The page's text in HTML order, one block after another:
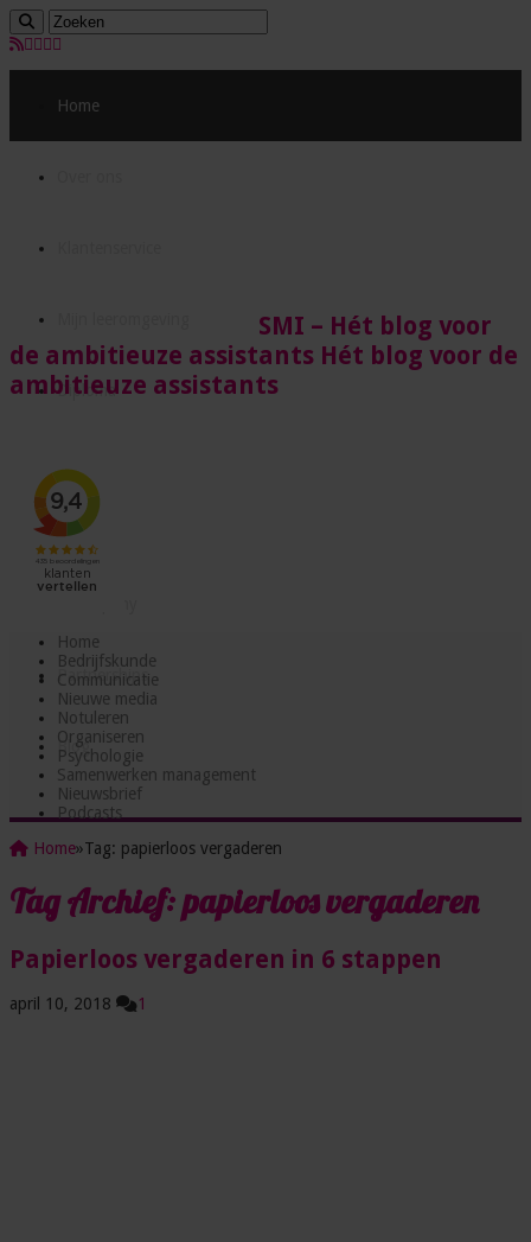
Home
Diploma
Testjes
Partnerships
Blog
SMI – Hét blog voor
de ambitieuze assistants Hét blog voor de
ambitieuze assistants
Home
Bedrijfskunde
Communicatie
Nieuwe media
Notuleren
Organiseren
Psychologie
Samenwerken management
Nieuwsbrief
Podcasts
Home»Tag: papierloos vergaderen
Tag Archief:papierloos vergaderen
Papierloos vergaderen in 6 stappen
april 10, 2018 1